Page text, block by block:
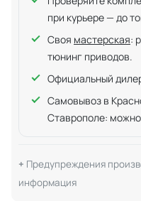
при курьере — до
Своя мастерская:
тюнинг приводов.
Официальный
Самовывоз в
Ставрополе:
Предупреждения
информация